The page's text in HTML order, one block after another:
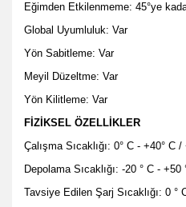
Eğimden Etkilenmeme: 45°ye
Global Uyumluluk: Var
Yön Sabitleme: Var
Meyil Düzeltme: Var
Yön Kilitleme: Var
FİZİKSEL ÖZELLİKLER
Çalışma Sıcaklığı: 0° C - +40° C
Depolama Sıcaklığı: -20 ° C -
Tavsiye Edilen Şarj Sıcaklığı: 0 °